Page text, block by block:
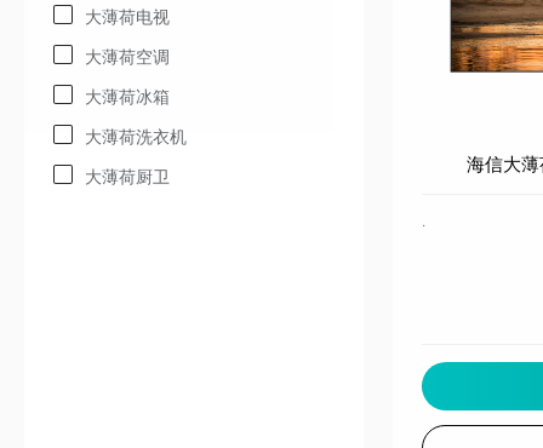
大薄荷电视
大薄荷空调
大薄荷冰箱
大薄荷洗衣机
大薄荷厨卫
海信大
·